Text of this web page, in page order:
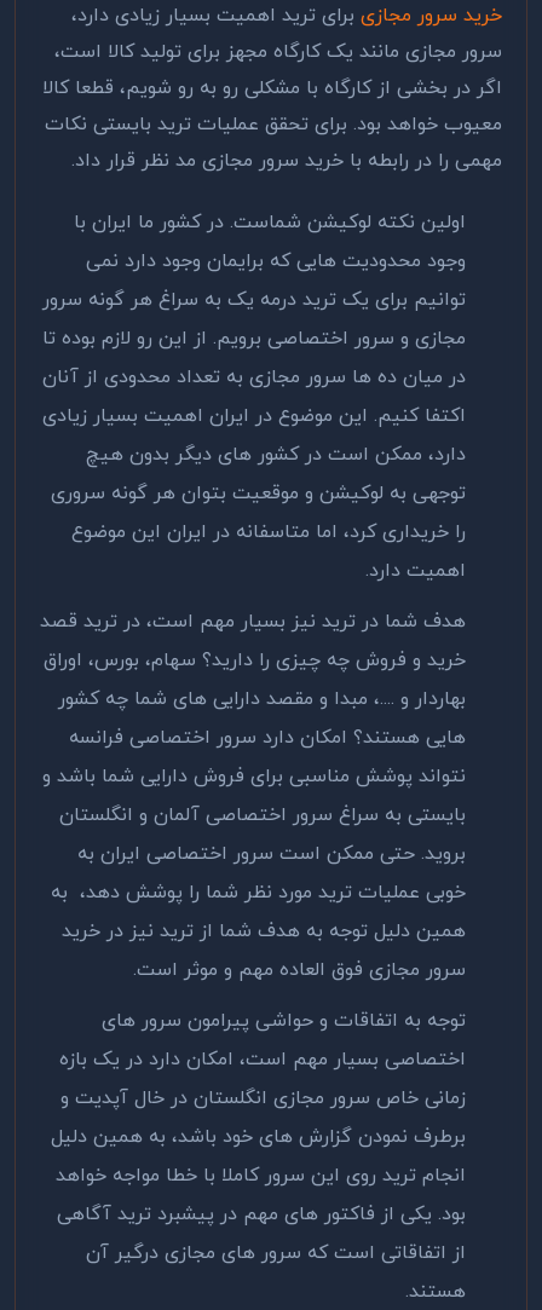
خرید سرور مجازی برای ترید اهمیت بسیار زیادی دارد،
سرور مجازی مانند یک کارگاه مجهز برای تولید کالا است،
اگر در بخشی از کارگاه با مشکلی رو به رو شویم، قطعا کالا
معیوب خواهد بود. برای تحقق عملیات ترید بایستی نکات
مهمی را در رابطه با خرید سرور مجازی مد نظر قرار داد.
اولین نکته لوکیشن شماست. در کشور ما ایران با
وجود محدودیت هایی که برایمان وجود دارد نمی
توانیم برای یک ترید درمه یک به سراغ هر گونه سرور
مجازی و سرور اختصاصی برویم. از این رو لازم بوده تا
در میان ده ها سرور مجازی به تعداد محدودی از آنان
اکتفا کنیم. این موضوع در ایران اهمیت بسیار زیادی
دارد، ممکن است در کشور های دیگر بدون هیچ
توجهی به لوکیشن و موقعیت بتوان هر گونه سروری
را خریداری کرد، اما متاسفانه در ایران این موضوع
اهمیت دارد.
هدف شما در ترید نیز بسیار مهم است، در ترید قصد
خرید و فروش چه چیزی را دارید؟ سهام، بورس، اوراق
بهاردار و ‌‌‌‌....، مبدا و مقصد دارایی های شما چه کشور
هایی هستند؟ امکان دارد سرور اختصاصی فرانسه
نتواند پوشش مناسبی برای فروش دارایی شما باشد و
بایستی به سراغ سرور اختصاصی آلمان و انگلستان
بروید. حتی ممکن است سرور اختصاصی ایران به
خوبی عملیات ترید مورد نظر شما را پوشش دهد، به
همین دلیل توجه به هدف شما از ترید نیز در خرید
سرور مجازی فوق العاده مهم و موثر است.
توجه به اتفاقات و حواشی پیرامون سرور های
اختصاصی بسیار مهم است، امکان دارد در یک بازه
زمانی خاص سرور مجازی انگلستان در خال آپدیت و
برطرف نمودن گزارش های خود باشد، به همین دلیل
انجام ترید روی این سرور کاملا با خطا مواجه خواهد
بود. یکی از فاکتور های مهم در پیشبرد ترید آگاهی
از اتفاقاتی است که سرور های مجازی درگیر آن
هستند.